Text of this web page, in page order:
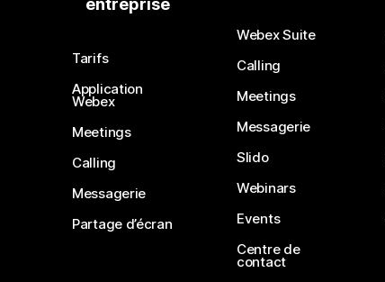
entreprise
Tarifs
Application
Webex
Meetings
Calling
Messagerie
Partage d’écran
Webex Suite
Calling
Meetings
Messagerie
Slido
Webinars
Events
Centre de
contact